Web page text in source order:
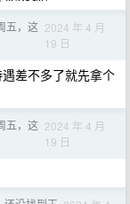
五，这 2024 年 4 月
19 日
差不多了就先拿个
五，这 2024 年 4 月
19 日